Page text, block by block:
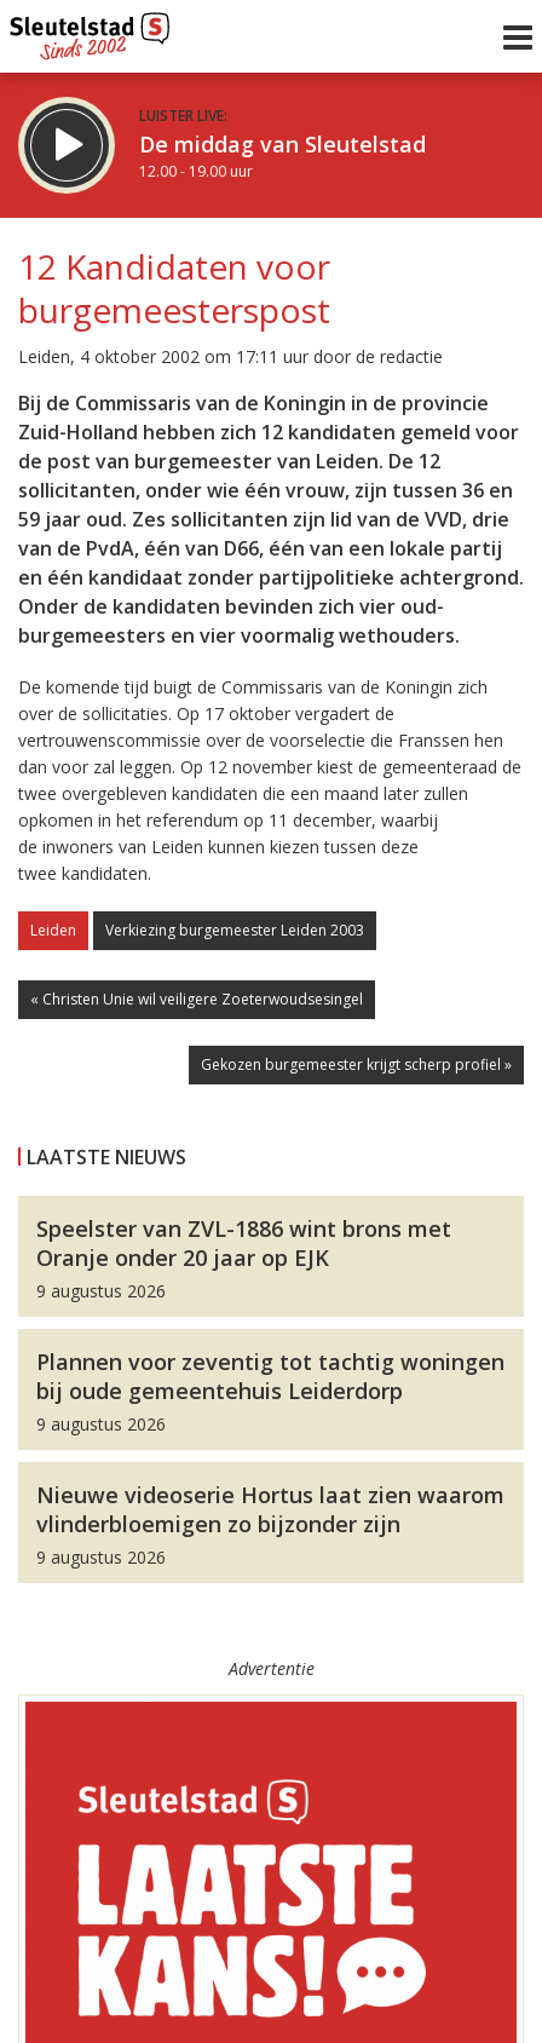
LUISTER LIVE:
De middag van Sleutelstad
12.00 - 19.00 uur
De avond van Sleutelstad
19.00 - 22.00 uur
Vorig uur
uur 1 van 0
Inklappen
12 Kandidaten voor
burgemeesterspost
Leiden, 4 oktober 2002 om 17:11 uur door de redactie
Bij de Commissaris van de Koningin in de provincie
Zuid-Holland hebben zich 12 kandidaten gemeld voor
de post van burgemeester van Leiden. De 12
sollicitanten, onder wie één vrouw, zijn tussen 36 en
59 jaar oud. Zes sollicitanten zijn lid van de VVD, drie
van de PvdA, één van D66, één van een lokale partij
en één kandidaat zonder partijpolitieke achtergrond.
Onder de kandidaten bevinden zich vier oud-
burgemeesters en vier voormalig wethouders.
De komende tijd buigt de Commissaris van de Koningin zich
over de sollicitaties. Op 17 oktober vergadert de
vertrouwenscommissie over de voorselectie die Franssen hen
dan voor zal leggen. Op 12 november kiest de gemeenteraad de
twee overgebleven kandidaten die een maand later zullen
opkomen in het referendum op 11 december, waarbij
de inwoners van Leiden kunnen kiezen tussen deze
twee kandidaten.
Leiden Verkiezing burgemeester Leiden 2003
« Christen Unie wil veiligere Zoeterwoudsesingel
Gekozen burgemeester krijgt scherp profiel »
LAATSTE NIEUWS
Speelster van ZVL-1886 wint brons met
Oranje onder 20 jaar op EJK
9 augustus 2026
Plannen voor zeventig tot tachtig woningen
bij oude gemeentehuis Leiderdorp
9 augustus 2026
Nieuwe videoserie Hortus laat zien waarom
vlinderbloemigen zo bijzonder zijn
9 augustus 2026
Advertentie